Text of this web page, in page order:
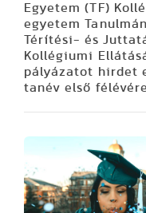
Egyetem (TF)
egyetem
Térítési- és
Kollégiumi
pályázatot hirdet
tanév első